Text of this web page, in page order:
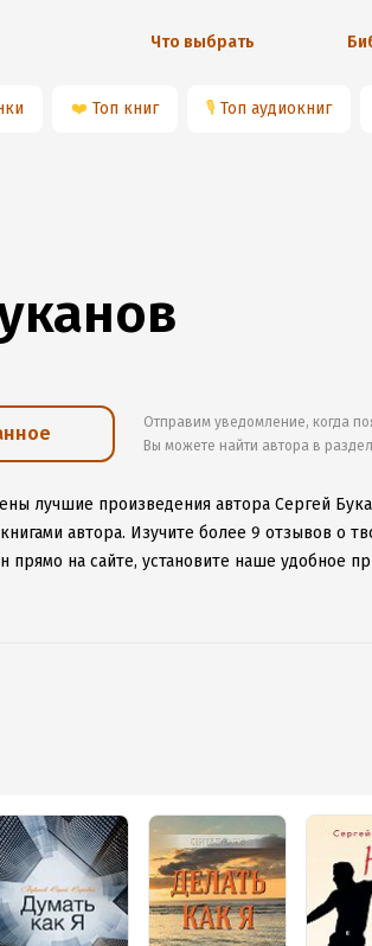
Что выбрать
❤️ Топ книг 🎙 Топ аудиокниг
Отправим уведомление, когда
Вы можете найти автора в
лучшие произведения автора Сергей
автора. Изучите более 9 отзывов о
прямо на сайте, установите наше удобное